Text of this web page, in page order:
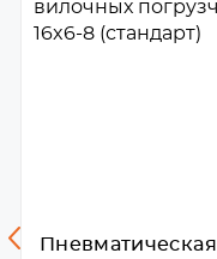
Пневматическая